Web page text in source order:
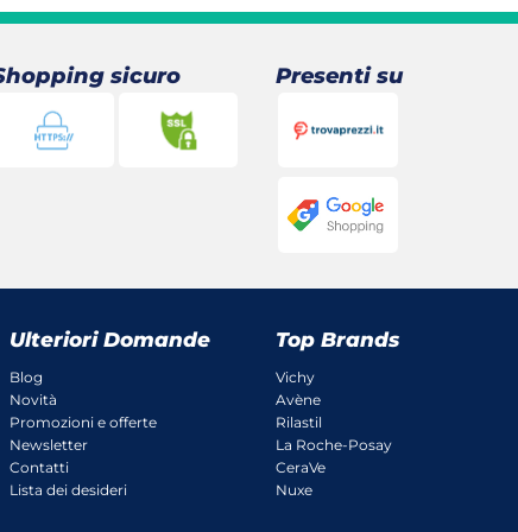
21,90 €.15,96 €.
sicuro Presenti su
Ulteriori Domande
Blog
Novità
Promozioni e offerte
Newsletter
Contatti
Lista dei desideri
Top Brands
Vichy
Avène
Rilastil
La Roche-Posay
CeraVe
Nuxe